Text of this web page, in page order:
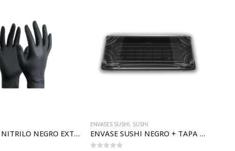
GUANTES NITRILO NEGRO EXTRA GRANDE (C135XN)
ENVASES SUSHI, SUSHI
ENVASE SUSHI NEGRO + TAPA 18 (SH84112)